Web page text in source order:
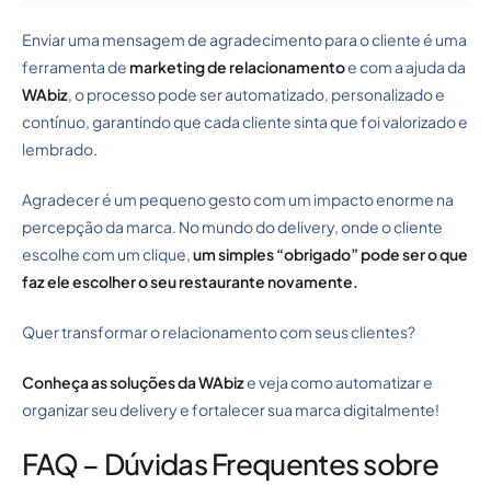
Enviar uma mensagem de agradecimento para o cliente é uma
ferramenta de marketing de relacionamentoe com a ajuda da
WAbiz, o processo pode ser automatizado, personalizado e
contínuo, garantindo que cada cliente sinta que foi valorizado e
lembrado.
Agradecer é um pequeno gesto com um impacto enorme na
percepção da marca. No mundo do delivery, onde o cliente
escolhe com um clique,um simples “obrigado” pode ser o que
faz ele escolher o seu restaurante novamente.
Quer transformar o relacionamento com seus clientes?
Conheça assoluções da WAbize veja como automatizar e
organizar seu delivery e fortalecer sua marca digitalmente!
FAQ – Dúvidas Frequentes sobre